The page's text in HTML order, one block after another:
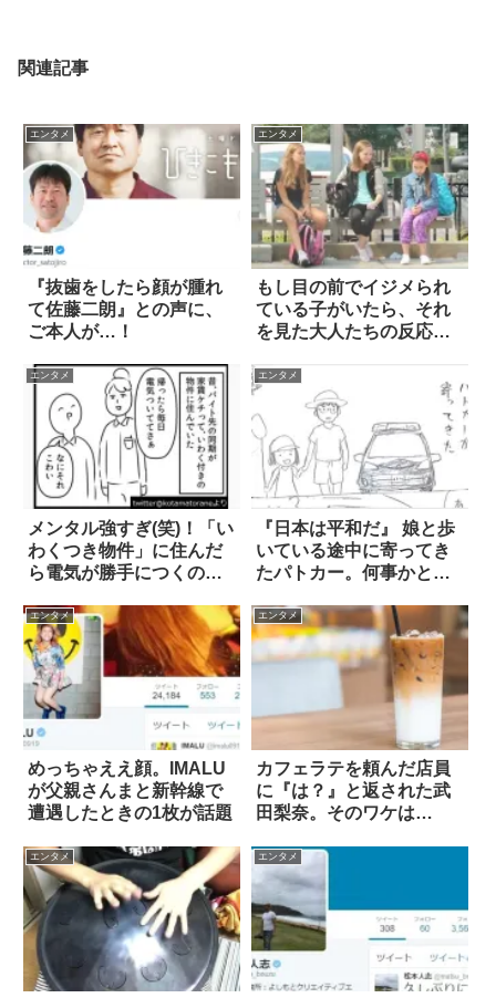
関連記事
エンタメ
『抜歯をしたら顔が腫れ
て佐藤二朗』との声に、
ご本人が…！
エンタメ
もし目の前でイジメられ
ている子がいたら、それ
を見た大人たちの反応
エンタメ
メンタル強すぎ(笑)！「い
わくつき物件」に住んだ
ら電気が勝手につくの
エンタメ
『日本は平和だ』 娘と歩
いている途中に寄ってき
たパトカー。何事かと思
エンタメ
めっちゃええ顔。IMALU
が父親さんまと新幹線で
遭遇したときの1枚が話題
エンタメ
カフェラテを頼んだ店員
に『は？』と返された武
田梨奈。そのワケは…
エンタメ エンタメ